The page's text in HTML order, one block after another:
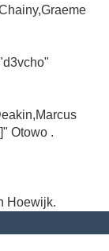
Otowo .
Hoewijk.